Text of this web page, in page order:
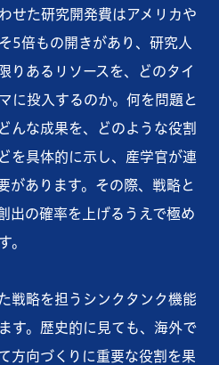
せた研究開発費はアメリカや
5倍もの開きがあり、研究人
りあるリソースを、どのタイ
に投入するのか。何を問題と
んな成果を、どのような役割
を具体的に示し、産学官が連
があります。その際、戦略と
出の確率を上げるうえで極め
。
戦略を担うシンクタンク機能
す。歴史的に見ても、海外で
方向づくりに重要な役割を果